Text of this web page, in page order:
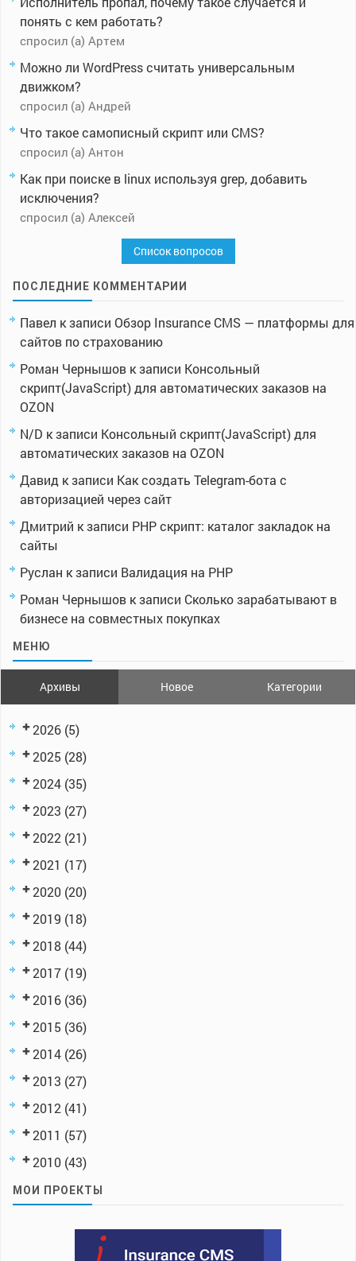
понять с кем работать?
спросил (а) Артем
Можно ли WordPress считать универсальным
движком?
спросил (а) Андрей
Что такое самописный скрипт или CMS?
спросил (а) Антон
Как при поиске в linux используя grep, добавить
исключения?
спросил (а) Алексей
Список вопросов
ПОСЛЕДНИЕ КОММЕНТАРИИ
Павел к записи Обзор Insurance CMS — платформы для
сайтов по страхованию
Роман Чернышов к записи Консольный
скрипт(JavaScript) для автоматических заказов на
OZON
N/D к записи Консольный скрипт(JavaScript) для
автоматических заказов на OZON
Давид к записи Как создать Telegram-бота с
авторизацией через сайт
Дмитрий к записи PHP скрипт: каталог закладок на
сайты
Руслан к записи Валидация на PHP
Роман Чернышов к записи Сколько зарабатывают в
бизнесе на совместных покупках
МЕНЮ
Архивы Новое Категории
2026 (5)
2025 (28)
2024 (35)
2023 (27)
2022 (21)
2021 (17)
2020 (20)
2019 (18)
2018 (44)
2017 (19)
2016 (36)
2015 (36)
2014 (26)
2013 (27)
2012 (41)
2011 (57)
2010 (43)
МОИ ПРОЕКТЫ